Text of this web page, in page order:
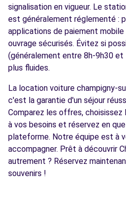
signalisation en vigueur. Le
est généralement réglementé :
applications de paiement mobile
ouvrage sécurisés. Évitez si
(généralement entre 8h-9h30
plus fluides.
La location voiture champigny-
c'est la garantie d'un séjour
Comparez les offres, choisissez
à vos besoins et réservez en
plateforme. Notre équipe est à
accompagner. Prêt à découvrir
autrement ? Réservez
souvenirs !